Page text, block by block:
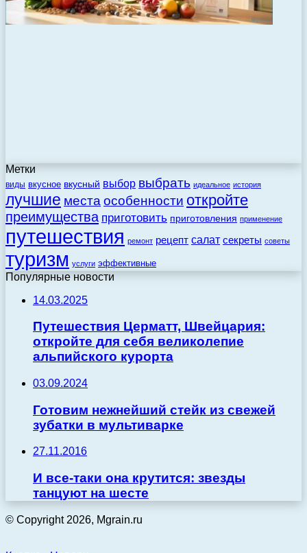
Метки
виды вкусное вкусный выбор выбрать идеальное история
лучшие места особенности откройте
преимущества приготовить приготовления применение
путешествия ремонт рецепт салат секреты советы
туризм услуги эффективные
Популярные новости
14.03.2025
Путешествия Церматт, Швейцария:
откройте для себя великолепие
альпийского курорта
03.09.2024
Готовим нежнейший стейк из свежей
зубатки в мультиварке
27.11.2016
И все-таки она крутится: звезды
танцуют на шесте
© Copyright 2026, Mgrain.ru